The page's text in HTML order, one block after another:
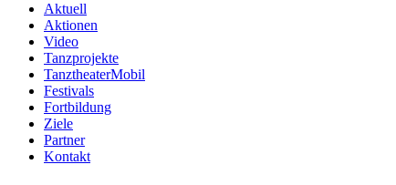
Aktuell
Aktionen
Video
Tanzprojekte
TanztheaterMobil
Festivals
Fortbildung
Ziele
Partner
Kontakt